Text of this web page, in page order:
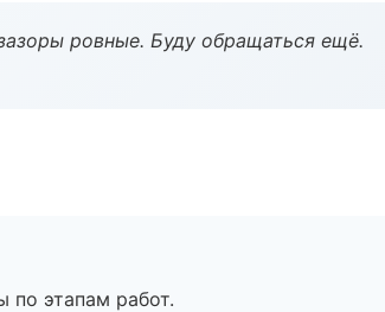
ровные. Буду обращаться ещё.
по этапам работ.